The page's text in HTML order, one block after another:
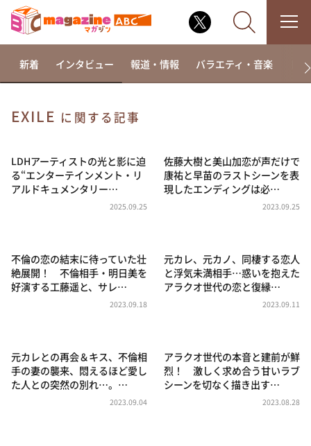
相席食堂
これ余談なんですけど・・・
～人生密着トークバラエティ！～ やすとものいたっ
news おかえり
河合＆A.B.C-Z塚田×福井アナ「なんでやねん！？」
（news おかえり）
朝だ！生です旅サラダ
教えて！ニュースライブ 正義のミカタ
新着 インタビュー 報道・情報 バラエティ・音楽 ド
EXILE に関する記事
LDHアーティストの光と影に迫
る“エンターテインメント・リ
アルドキュメンタリー…
2025.09.25
佐藤大樹と美山加恋が声だけで
康祐と早苗のラストシーンを表
現したエンディングは必…
2023.09.25
不倫の恋の結末に待っていた壮
絶展開！ 不倫相手・明日美を
好演する工藤遥と、サレ…
2023.09.18
元カレ、元カノ、同棲する恋人
と浮気未満相手…惑いを抱えた
アラクオ世代の恋と復縁…
2023.09.11
元カレとの再会＆キス、不倫相
手の妻の襲来、悶えるほど愛し
た人との突然の別れ…。…
2023.09.04
アラクオ世代の本音と建前が鮮
烈！ 激しく求め合う甘いラブ
シーンを切なく描き出す…
2023.08.28